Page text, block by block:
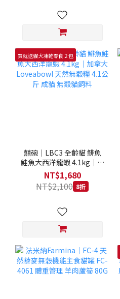
買就送貓犬凍乾零食２包
囍碗｜LBC3 全齡貓 鯡魚
鮭魚大西洋龍蝦 4.1kg｜加
拿大 Loveabowl 天然無穀
糧 4.1公斤 成貓 無穀貓飼
料
NT$1,680
NT$2,100 8折